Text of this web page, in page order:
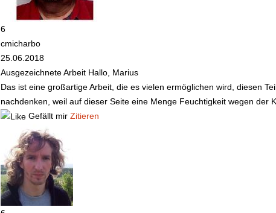
6
cmicharbo
25.06.2018
Ausgezeichnete Arbeit Hallo, Marius
Das ist eine großartige Arbeit, die es vielen ermöglichen wird, diesen
nachdenken, weil auf dieser Seite eine Menge Feuchtigkeit wegen der
Gefällt mir Zitieren